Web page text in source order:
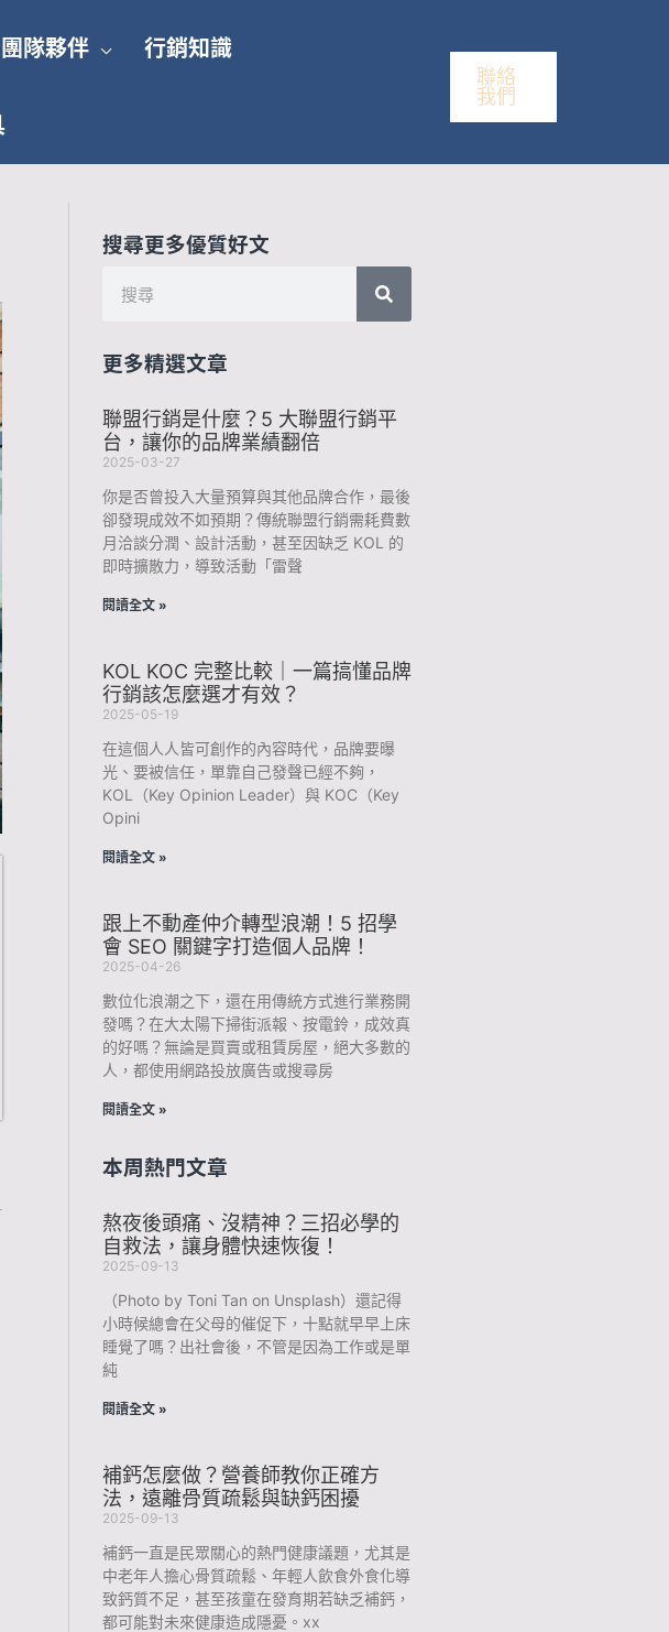
團隊夥伴 行銷知識
聯絡
我們
搜尋更多優質好文
更多精選文章
聯盟行銷是什麼？5 大聯盟行銷平
台，讓你的品牌業績翻倍
2025-03-27
你是否曾投入大量預算與其他品牌合作，最後
卻發現成效不如預期？傳統聯盟行銷需耗費數
月洽談分潤、設計活動，甚至因缺乏 KOL 的
即時擴散力，導致活動「雷聲
閱讀全文 »
KOL KOC 完整比較｜一篇搞懂品牌
行銷該怎麼選才有效？
2025-05-19
在這個人人皆可創作的內容時代，品牌要曝
光、要被信任，單靠自己發聲已經不夠，
KOL（Key Opinion Leader）與 KOC（Key
Opini
閱讀全文 »
跟上不動產仲介轉型浪潮！5 招學
會 SEO 關鍵字打造個人品牌！
2025-04-26
數位化浪潮之下，還在用傳統方式進行業務開
發嗎？在大太陽下掃街派報、按電鈴，成效真
的好嗎？無論是買賣或租賃房屋，絕大多數的
人，都使用網路投放廣告或搜尋房
閱讀全文 »
本周熱門文章
熬夜後頭痛、沒精神？三招必學的
自救法，讓身體快速恢復！
2025-09-13
（Photo by Toni Tan on Unsplash）還記得
小時候總會在父母的催促下，十點就早早上床
睡覺了嗎？出社會後，不管是因為工作或是單
純
閱讀全文 »
補鈣怎麼做？營養師教你正確方
法，遠離骨質疏鬆與缺鈣困擾
2025-09-13
補鈣一直是民眾關心的熱門健康議題，尤其是
中老年人擔心骨質疏鬆、年輕人飲食外食化導
致鈣質不足，甚至孩童在發育期若缺乏補鈣，
都可能對未來健康造成隱憂。xx